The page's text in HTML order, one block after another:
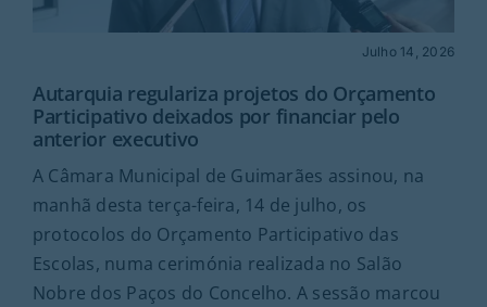
Rubricas
Revista
Search
For:
Julho 14, 2026
Autarquia regulariza projetos do Orçamento
Participativo deixados por financiar pelo
anterior executivo
A Câmara Municipal de Guimarães assinou, na
manhã desta terça-feira, 14 de julho, os
protocolos do Orçamento Participativo das
Escolas, numa cerimónia realizada no Salão
Nobre dos Paços do Concelho. A sessão marcou